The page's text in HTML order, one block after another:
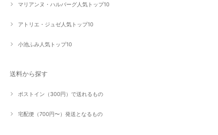
マリアンヌ・ハルバーグ人気トップ10
アトリエ・ジュゼ人気トップ10
小池ふみ人気トップ10
送料から探す
ポストイン（300円）で送れるもの
宅配便（700円〜）発送となるもの